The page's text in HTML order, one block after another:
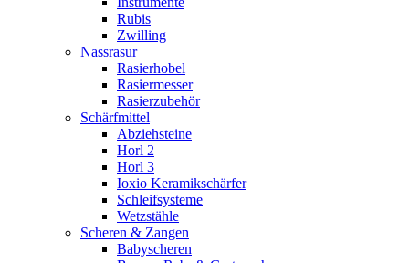
Rubis
Zwilling
Nassrasur
Rasierhobel
Rasiermesser
Rasierzubehör
Schärfmittel
Abziehsteine
Horl 2
Horl 3
Ioxio Keramikschärfer
Schleifsysteme
Wetzstähle
Scheren & Zangen
Babyscheren